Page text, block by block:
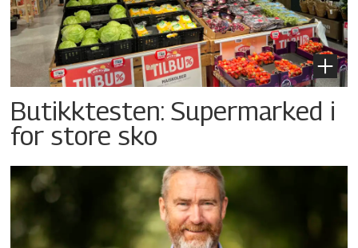
Butikktesten: Supermarked i
for store sko